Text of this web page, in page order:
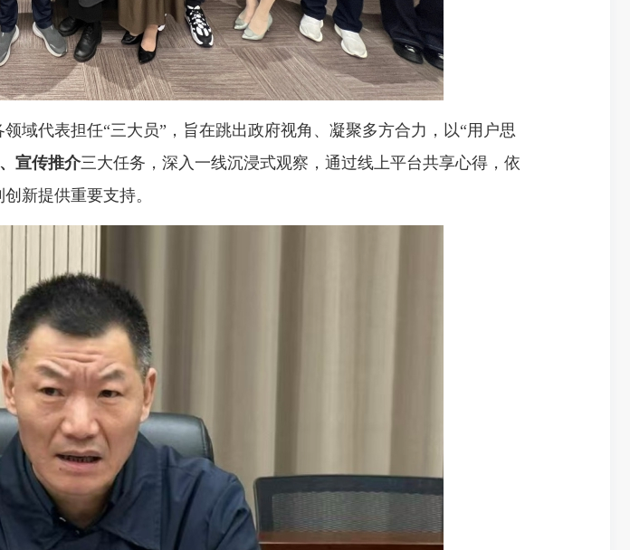
代表担任“三大员”，旨在跳出政府视角、凝聚多方合力，以“用户思
宣传推介三大任务，深入一线沉浸式观察，通过线上平台共享心得，依
新提供重要支持。